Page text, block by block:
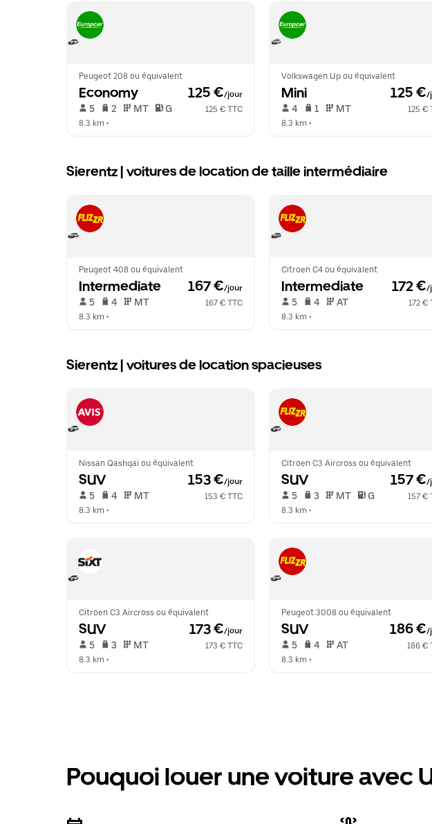
Peugeot 208 ou équivalent
Economy 125 €/jour
5 2 MT G
125 € TTC
8.3 km •
Volkswagen Up ou équivalent
Mini 125 €/
4 1 MT
125 €
8.3 km •
Sierentz | voitures de location de taille intermédiaire
Peugeot 408 ou équivalent
Intermediate 167 €/jour
5 4 MT
167 € TTC
8.3 km •
Citroen C4 ou équivalent
Intermediate 172 €/
5 4 AT
172 €
8.3 km •
Sierentz | voitures de location spacieuses
Nissan Qashqai ou équivalent
SUV 153 €/jour
5 4 MT
153 € TTC
8.3 km •
Citroen C3 Aircross ou équivalent
SUV 157 €/
5 3 MT G
157 €
8.3 km •
Citroen C3 Aircross ou équivalent
SUV 173 €/jour
5 3 MT
173 € TTC
8.3 km •
Peugeot 3008 ou équivalent
SUV 186 €/
5 4 AT
186 €
8.3 km •
Pouquoi louer une voiture avec